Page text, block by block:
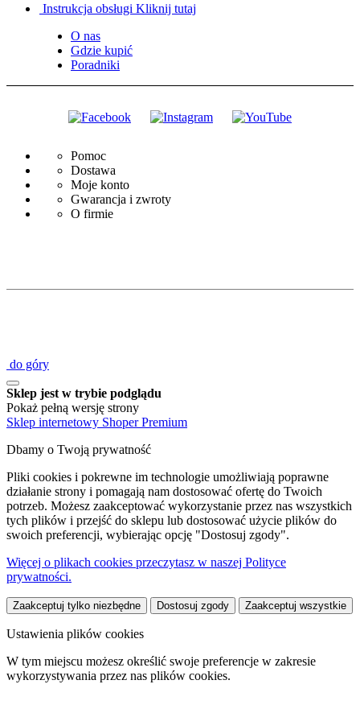
Instrukcja obsługi Kliknij tutaj
O nas
Gdzie kupić
Poradniki
Pomoc
Dostawa
Moje konto
Gwarancja i zwroty
O firmie
do góry
Sklep jest w trybie podglądu
Pokaż pełną wersję strony
Sklep internetowy Shoper Premium
Dbamy o Twoją prywatność
Pliki cookies i pokrewne im technologie umożliwiają poprawne
działanie strony i pomagają nam dostosować ofertę do Twoich
potrzeb. Możesz zaakceptować wykorzystanie przez nas wszystkich
tych plików i przejść do sklepu lub dostosować użycie plików do
swoich preferencji, wybierając opcję "Dostosuj zgody".
Więcej o plikach cookies przeczytasz w naszej Polityce
prywatności.
Zaakceptuj tylko niezbędne Dostosuj zgody Zaakceptuj wszystkie
Ustawienia plików cookies
W tym miejscu możesz określić swoje preferencje w zakresie
wykorzystywania przez nas plików cookies.